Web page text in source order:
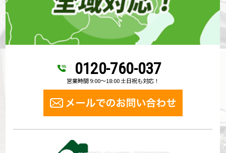
0120-760-037
営業時間 9:00～18:00 土日祝も対応！